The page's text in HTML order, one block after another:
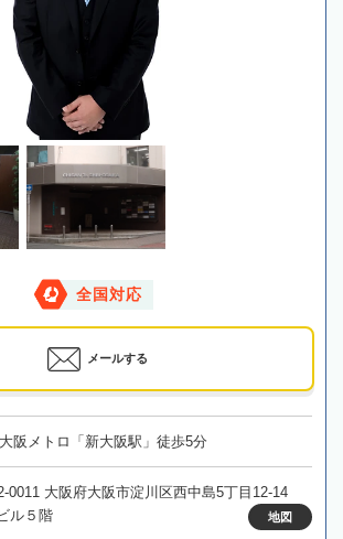
全国対応
メールする
阪メトロ「新大阪駅」徒歩5分
0011 大阪府大阪市淀川区西中島5丁目12-14
ル５階
地図